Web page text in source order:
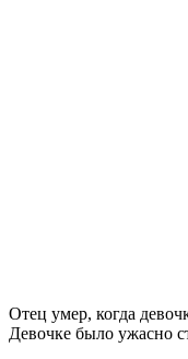
Отец умер, когда
Девочке было ужасно